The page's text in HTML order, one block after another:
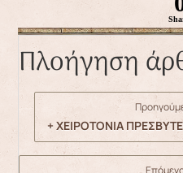
Πλοήγηση
+ ΧΕΙΡΟΤΟΝΙΑ